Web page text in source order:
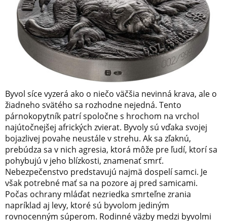
Byvol síce vyzerá ako o niečo väčšia nevinná krava, ale o
žiadneho svätého sa rozhodne nejedná. Tento
párnokopytník patrí spoločne s hrochom na vrchol
najútočnejšej afrických zvierat. Byvoly sú vďaka svojej
bojazlivej povahe neustále v strehu. Ak sa zľaknú,
prebúdza sa v nich agresia, ktorá môže pre ľudí, ktorí sa
pohybujú v jeho blízkosti, znamenať smrť.
Nebezpečenstvo predstavujú najmä dospelí samci. Je
však potrebné mať sa na pozore aj pred samicami.
Počas ochrany mláďat nezriedka smrteľne zrania
napríklad aj levy, ktoré sú byvolom jediným
rovnocenným súperom. Rodinné väzby medzi byvolmi